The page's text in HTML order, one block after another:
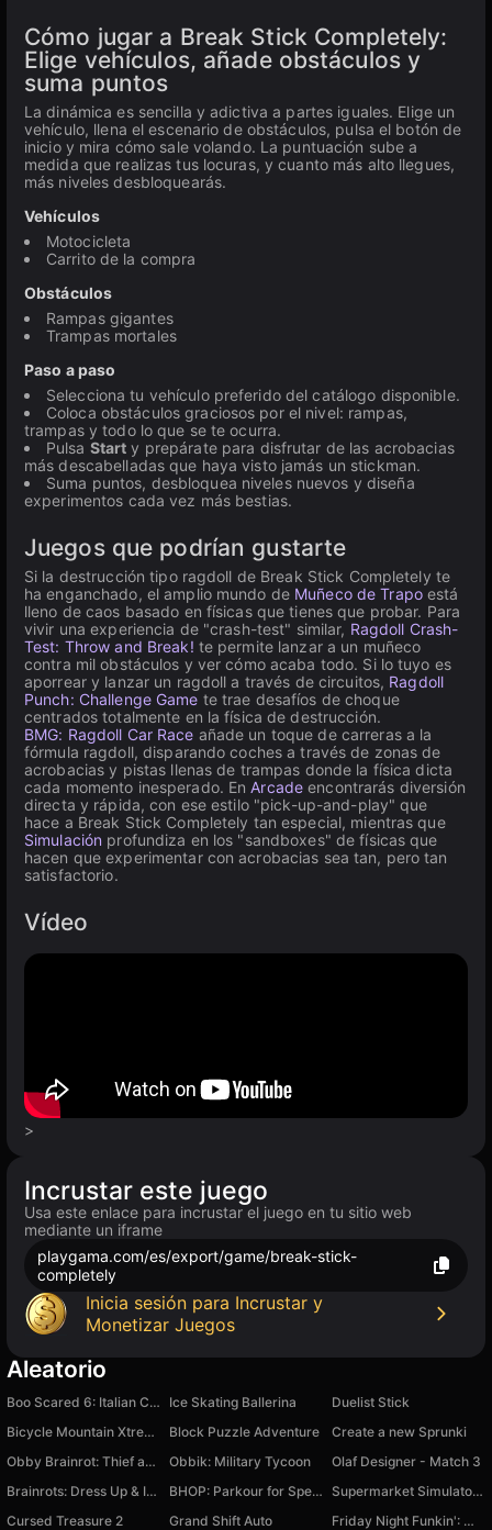
Cómo jugar a Break Stick Completely:
Elige vehículos, añade obstáculos y
suma puntos
La dinámica es sencilla y adictiva a partes iguales. Elige un
vehículo, llena el escenario de obstáculos, pulsa el botón de
inicio y mira cómo sale volando. La puntuación sube a
medida que realizas tus locuras, y cuanto más alto llegues,
más niveles desbloquearás.
Vehículos
Motocicleta
Carrito de la compra
Obstáculos
Rampas gigantes
Trampas mortales
Paso a paso
Selecciona tu vehículo preferido del catálogo disponible.
Coloca obstáculos graciosos por el nivel: rampas,
trampas y todo lo que se te ocurra.
Pulsa Start y prepárate para disfrutar de las acrobacias
más descabelladas que haya visto jamás un stickman.
Suma puntos, desbloquea niveles nuevos y diseña
experimentos cada vez más bestias.
Juegos que podrían gustarte
Si la destrucción tipo ragdoll de Break Stick Completely te
ha enganchado, el amplio mundo de Muñeco de Trapoestá
lleno de caos basado en físicas que tienes que probar. Para
vivir una experiencia de "crash-test" similar, Ragdoll Crash-
Test: Throw and Break! te permite lanzar a un muñeco
contra mil obstáculos y ver cómo acaba todo. Si lo tuyo es
aporrear y lanzar un ragdoll a través de circuitos, Ragdoll
Punch: Challenge Game te trae desafíos de choque
centrados totalmente en la física de destrucción.
BMG: Ragdoll Car Race añade un toque de carreras a la
fórmula ragdoll, disparando coches a través de zonas de
acrobacias y pistas llenas de trampas donde la física dicta
cada momento inesperado. EnArcade encontrarás diversión
directa y rápida, con ese estilo "pick-up-and-play" que
hace a Break Stick Completely tan especial, mientras que
Simulación profundiza en los "sandboxes" de físicas que
hacen que experimentar con acrobacias sea tan, pero tan
satisfactorio.
Vídeo
>
Incrustar este juego
Usa este enlace para incrustar el juego en tu sitio web
mediante un iframe
playgama.com/es/export/game/break-stick-
completely
Inicia sesión para Incrustar y
Monetizar Juegos
Aleatorio
Boo Scared 6: Italian Circus Ice Skating Ballerina
Duelist Stick
Bicycle Mountain Xtreme
Block Puzzle Adventure
Create a new Sprunki
Obby Brainrot: Thief and Fuzer of Memes!
Obbik: Military Tycoon
Olaf Designer - Match 3
Brainrots: Dress Up & Interior Design
BHOP: Parkour for Speed
Supermarket Simulator: Dream Store
Cursed Treasure 2
Grand Shift Auto Friday Night Funkin': Mid-Fight Masses